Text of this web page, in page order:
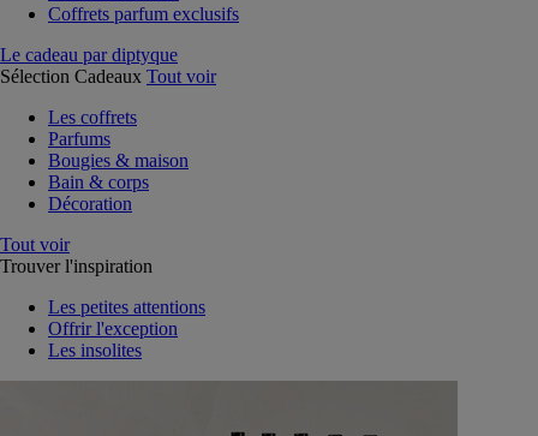
Coffrets parfum exclusifs
Le cadeau par diptyque
Sélection Cadeaux Tout voir
Les coffrets
Parfums
Bougies & maison
Bain & corps
Décoration
Tout voir
Trouver l'inspiration
Les petites attentions
Offrir l'exception
Les insolites